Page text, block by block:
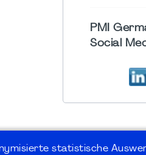
PMI
Social
statistische